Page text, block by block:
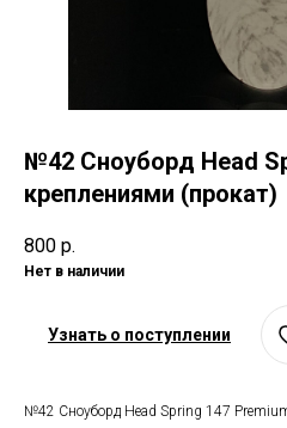
№42 Сноуборд Head
креплениями (прокат)
800 р.
Нет в наличии
Узнать о поступлении
№42 Сноуборд Head Spring 147